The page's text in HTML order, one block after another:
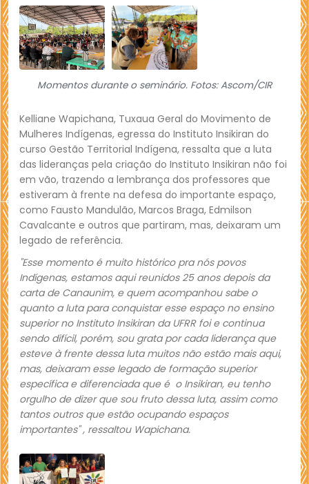
Momentos durante o seminário. Fotos: Ascom/CIR
Kelliane Wapichana, Tuxaua Geral do Movimento de
Mulheres Indígenas, egressa do Instituto Insikiran do
curso Gestão Territorial Indígena, ressalta que a luta
das lideranças pela criação do Instituto Insikiran não foi
em vão, trazendo a lembrança dos professores que
estiveram à frente na defesa do importante espaço,
como Fausto Mandulão, Marcos Braga, Edmilson
Cavalcante e outros que partiram, mas, deixaram um
legado de referência.
"Esse momento é muito histórico pra nós povos
Indígenas, estamos aqui reunidos 25 anos depois da
carta de Canaunim, e quem acompanhou sabe o
quanto a luta para conquistar esse espaço no ensino
superior no Instituto Insikiran da UFRR foi e continua
sendo difícil, porém, sou grata por cada liderança que
esteve à frente dessa luta muitos não estão mais aqui,
mas, deixaram esse legado de formação superior
específica e diferenciada que é o Insikiran, eu tenho
orgulho de dizer que sou fruto dessa luta, assim como
tantos outros que estão ocupando espaços
importantes" , ressaltou Wapichana.